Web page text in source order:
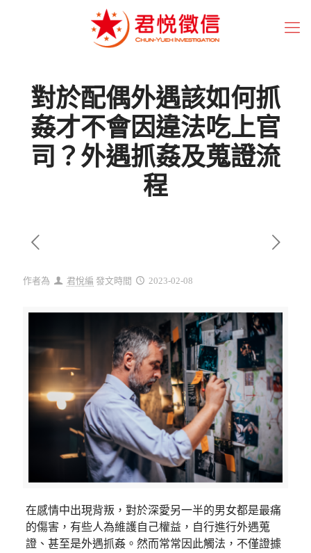
對於配偶外遇該如何抓
姦才不會因違法吃上官
司？外遇抓姦及蒐證流
程
作者為 君悅編 發文時間 2023-02-08
在感情中出現背叛，對於深愛另一半的男女都是最痛
的傷害，有些人為維護自己權益，自行進行外遇蒐
證、甚至是外遇抓姦。然而常常因此觸法，不僅證據